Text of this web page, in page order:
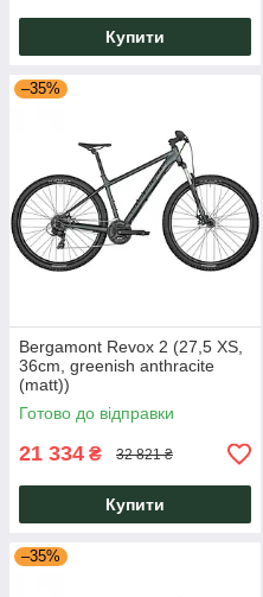
Купити
–35%
Bergamont Revox 2 (27,5 XS,
36cm, greenish anthracite
(matt))
Готово до відправки
21 334 ₴ 32 821 ₴
Купити
–35%